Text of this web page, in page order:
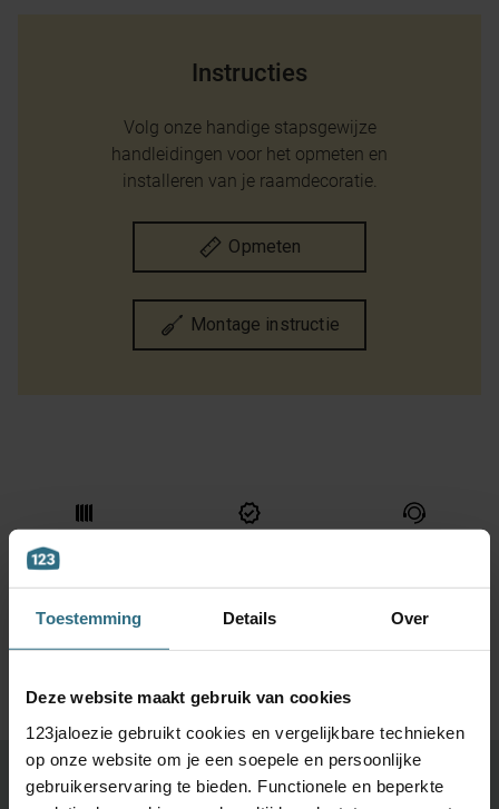
Toestemming Details Over
Deze website maakt gebruik van cookies
123jaloezie gebruikt cookies en vergelijkbare technieken
op onze website om je een soepele en persoonlijke
gebruikerservaring te bieden. Functionele en beperkte
Instructies
Volg onze handige stapsgewijze
handleidingen voor het opmeten en
installeren van je raamdecoratie.
Opmeten
Montage instructie
De perfecte maat.
met de hand
staat voor je klaar
Ontdek je favoriete product!